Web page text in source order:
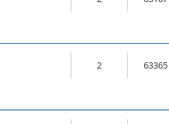
2 63365